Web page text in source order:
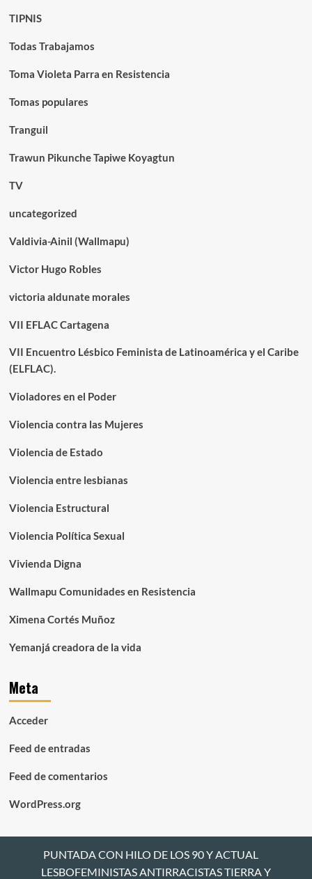
TIPNIS
Todas Trabajamos
Toma Violeta Parra en Resistencia
Tomas populares
Tranguil
Trawun Pikunche Tapiwe Koyagtun
TV
uncategorized
Valdivia-Ainil (Wallmapu)
Victor Hugo Robles
victoria aldunate morales
VII EFLAC Cartagena
VII Encuentro Lésbico Feminista de Latinoamérica y el Caribe
(ELFLAC).
Violadores en el Poder
Violencia contra las Mujeres
Violencia de Estado
Violencia entre lesbianas
Violencia Estructural
Violencia Política Sexual
Vivienda Digna
Wallmapu Comunidades en Resistencia
Ximena Cortés Muñoz
Yemanjá creadora de la vida
Meta
Acceder
Feed de entradas
Feed de comentarios
WordPress.org
PUNTADA CON HILO DE LOS 90 Y ACTUAL
LESBOFEMINISTAS ANTIRRACISTAS TIERRA Y